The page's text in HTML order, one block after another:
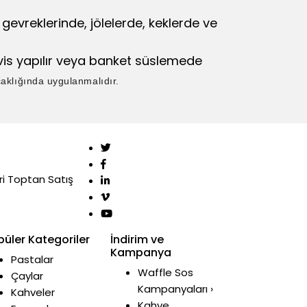
jölelerde, keklerde ve
yapılır veya banket süslemede
uygulanmalıdır.
Toptan Satış
Kategoriler
Pastalar
Çaylar
Kahveler
İndirim ve
Kampanya
Waffle Sos
Kampanyaları ›